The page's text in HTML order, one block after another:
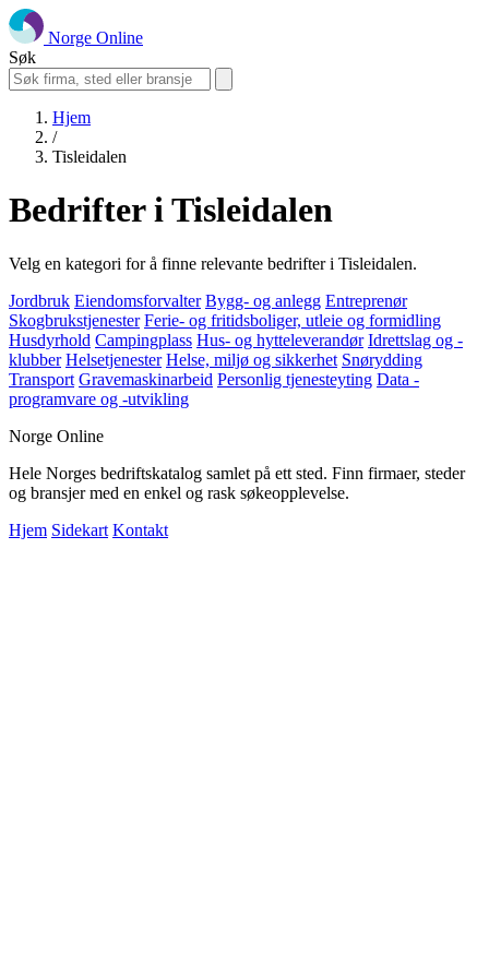
Norge Online
Søk
Hjem
/
Tisleidalen
Bedrifter i Tisleidalen
Velg en kategori for å finne relevante bedrifter i Tisleidalen.
Jordbruk Eiendomsforvalter Bygg- og anlegg Entreprenør
Skogbrukstjenester Ferie- og fritidsboliger, utleie og formidling
Husdyrhold Campingplass Hus- og hytteleverandør Idrettslag og -
klubber Helsetjenester Helse, miljø og sikkerhet Snørydding
Transport Gravemaskinarbeid Personlig tjenesteyting Data -
programvare og -utvikling
Norge Online
Hele Norges bedriftskatalog samlet på ett sted. Finn firmaer, steder
og bransjer med en enkel og rask søkeopplevelse.
Hjem Sidekart Kontakt